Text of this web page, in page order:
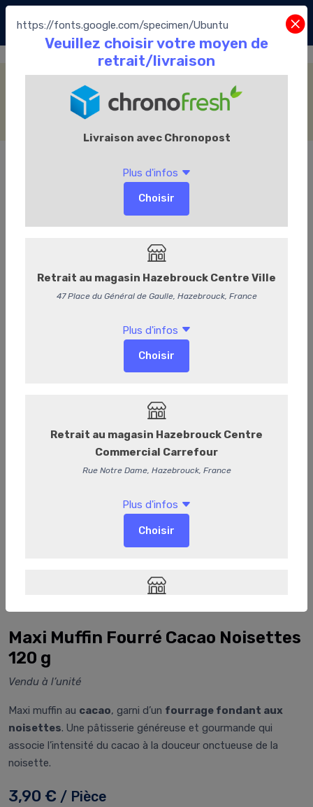
https://fonts.google.com/specimen/Ubuntu
Accueil
MAXI MUFFIN FOURRE CACAO
Maxi Muffin Fourré Cacao Noisettes
120 g
Vendu à l’unité
Maxi muffin au cacao, garni d’un fourrage fondant aux
noisettes. Une pâtisserie généreuse et gourmande qui
associe l’intensité du cacao à la douceur onctueuse de la
noisette.
3,90 € / Pièce